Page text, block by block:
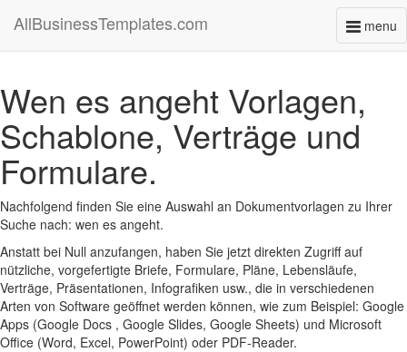
menu
AllBusinessTemplates.com
Wen es angeht Vorlagen,
Schablone, Verträge und
Formulare.
Nachfolgend finden Sie eine Auswahl an Dokumentvorlagen zu Ihrer
Suche nach: wen es angeht.
Anstatt bei Null anzufangen, haben Sie jetzt direkten Zugriff auf
nützliche, vorgefertigte Briefe, Formulare, Pläne, Lebensläufe,
Verträge, Präsentationen, Infografiken usw., die in verschiedenen
Arten von Software geöffnet werden können, wie zum Beispiel: Google
Apps (Google Docs , Google Slides, Google Sheets) und Microsoft
Office (Word, Excel, PowerPoint) oder PDF-Reader.